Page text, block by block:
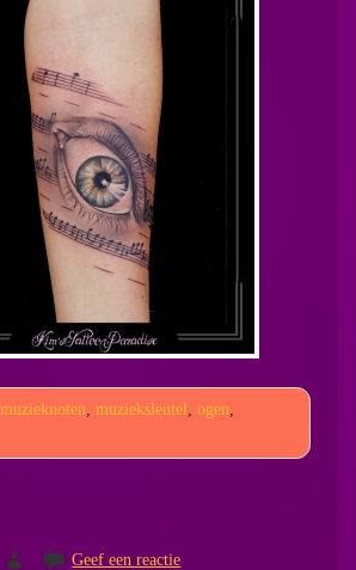
muzieknoten, muzieksleutel, ogen,
Geef een reactie